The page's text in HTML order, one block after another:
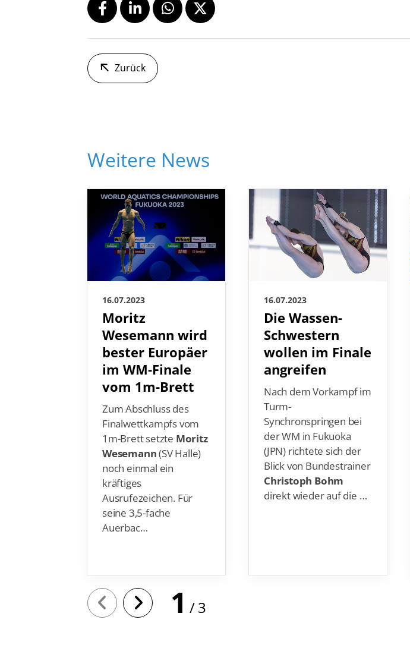
Zurück
Weitere News
16.07.2023
Moritz
Wesemann wird
bester Europäer
im WM-Finale
vom 1m-Brett
Zum Abschluss des
Finalwettkampfs vom
1m-Brett setzte Moritz
Wesemann(SV Halle)
noch einmal ein
kräftiges
Ausrufezeichen. Für
seine 3,5-fache
Auerbac…
16.07.2023
Die Wassen-
Schwestern
wollen im Finale
angreifen
Nach dem Vorkampf im
Turm-
Synchronspringen bei
der WM in Fukuoka
(JPN) richtete sich der
Blick von Bundestrainer
Christoph Bohm
direkt wieder auf die …
1 3